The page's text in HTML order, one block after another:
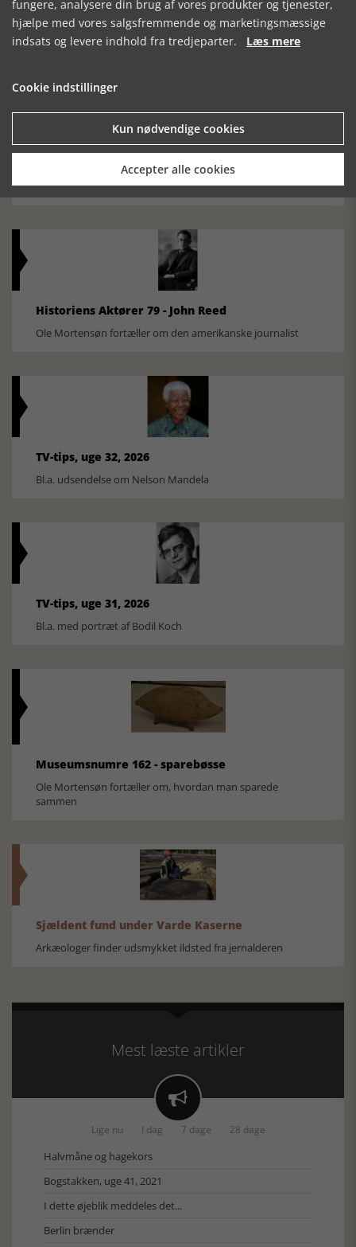
Silkeborg Hovedgården
Historisk festival i Faaborg
FOBURGH Faaborg Internationale Historie Festival 2026 30.
oktober - 1. november 2026
Historiens Aktører 79 - John Reed
Ole Mortensøn fortæller om den amerikanske journalist
TV-tips, uge 32, 2026
Bl.a. udsendelse om Nelson Mandela
TV-tips, uge 31, 2026
Bl.a. med portræt af Bodil Koch
Museumsnumre 162 - sparebøsse
Ole Mortensøn fortæller om, hvordan man sparede
sammen
Sjældent fund under Varde Kaserne
Arkæologer finder udsmykket ildsted fra jernalderen
Mest læste artikler

Lige nu I dag 7 dage 28 dage
Halvmåne og hagekors
Bogstakken, uge 41, 2021
I dette øjeblik meddeles det...
Berlin brænder
fungere, analysere din brug af vores produkter og tjenester,
hjælpe med vores salgsfremmende og marketingsmæssige
indsats og levere indhold fra tredjeparter. Læs mere
Cookie indstillinger
Kun nødvendige cookies
Accepter alle cookies